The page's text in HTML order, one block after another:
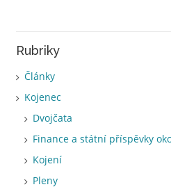
Rubriky
Články
Kojenec
Dvojčata
Finance a státní příspěvky
Kojení
Pleny